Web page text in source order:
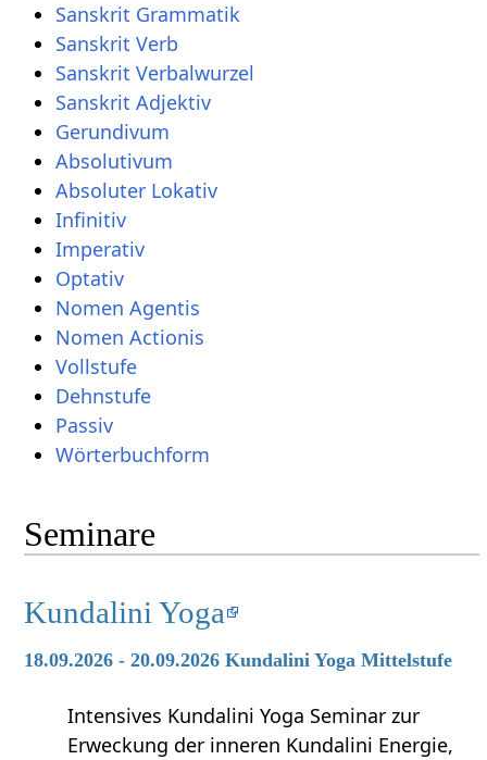
Sanskrit Grammatik‏‎
Sanskrit Adjektiv
Gerundivum
Absolutivum
Absoluter Lokativ
Infinitiv
Imperativ
Optativ
Nomen Agentis
Nomen Actionis
Vollstufe
Dehnstufe
Passiv
Wörterbuchform
Seminare
Kundalini Yoga
18.09.2026 - 20.09.2026 Kundalini Yoga Mittelstufe
Intensives Kundalini Yoga Seminar zur
Erweckung der inneren Kundalini Energie,